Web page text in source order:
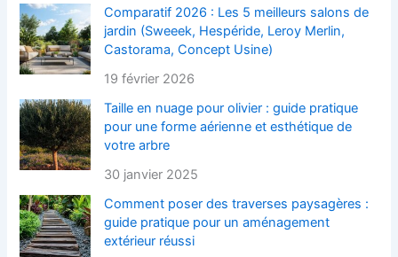
Comparatif 2026 : Les 5 meilleurs salons de
jardin (Sweeek, Hespéride, Leroy Merlin,
Castorama, Concept Usine)
19 février 2026
Taille en nuage pour olivier : guide pratique
pour une forme aérienne et esthétique de
votre arbre
30 janvier 2025
Comment poser des traverses paysagères :
guide pratique pour un aménagement
extérieur réussi